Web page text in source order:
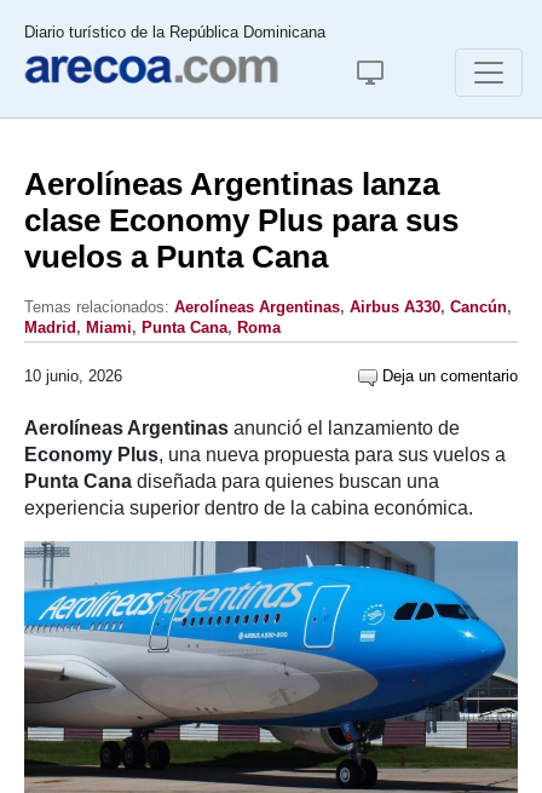
Diario turístico de la República Dominicana
Aerolíneas Argentinas lanza
clase Economy Plus para sus
vuelos a Punta Cana
Temas relacionados: Aerolíneas Argentinas, Airbus A330, Cancún,
Madrid , Miami, Punta Cana, Roma
10 junio, 2026 Deja un comentario
Aerolíneas Argentinas anunció el lanzamiento de
Economy Plus, una nueva propuesta para sus vuelos a
Punta Cana diseñada para quienes buscan una
experiencia superior dentro de la cabina económica.